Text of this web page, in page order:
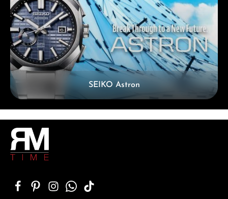
SEIKO Astron